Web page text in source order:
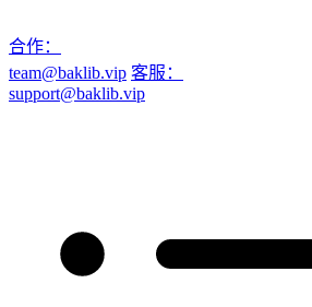
合作：
team@baklib.vip 客服：
support@baklib.vip